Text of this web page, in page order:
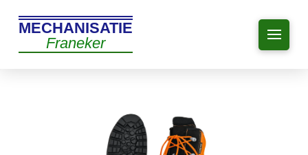
MECHANISATIE
Franeker